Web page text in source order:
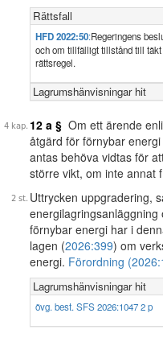
Rättsfall
HFD 2022:50:Regeringens
och om tillfälligt tillstånd till
rättsregel.
Lagrumshänvisningar hit
12 a § Om ett ärende
åtgärd för förnybar
antas behöva vidtas för
större vikt, om inte annat
Uttrycken uppgradering,
förnybar energi har i
lagen (2026:399) om
energi. Förordning
Lagrumshänvisningar hit
övg. best. SFS 2026:1047 2 p